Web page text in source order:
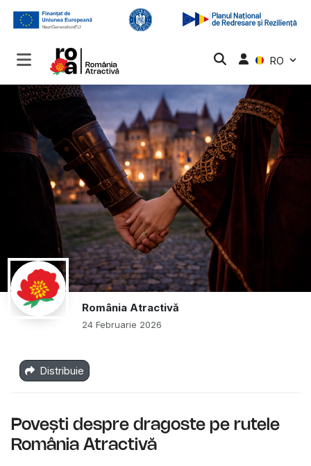
RO
România Atractivă
24 Februarie 2026
Distribuie
Povești despre dragoste pe rutele
România Atractivă